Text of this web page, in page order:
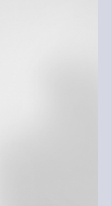
für eine
entfallen die
Fashion Card
Die